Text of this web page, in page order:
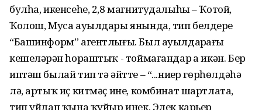
булһа, икенсеһе, 2,8 магнитудалыһы – Ҡотой,
Ҡолош, Муса ауылдары янында, тип белдерҙе
“Башинформ” агентлығы. Был ауылдарҙағы
кешеләрҙән һораштыҡ - тоймағандар ҙа икән. Бер
иптәш былай тип тә әйтте – “...ниҙер гөрһөлдәһә
лә, артыҡ иҫ китмәҫ ине, комбинат шартлата,
тип уйлап ҡына ҡуйыр инек. Элек карьер